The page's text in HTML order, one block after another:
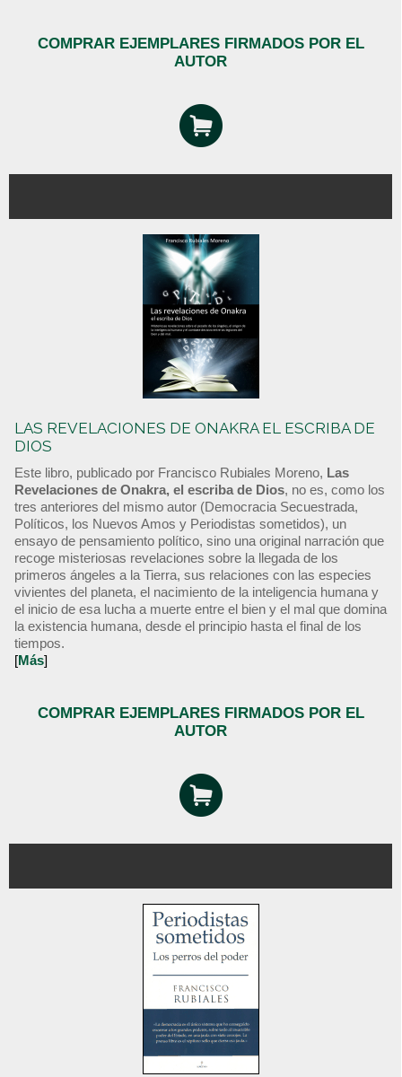
COMPRAR EJEMPLARES FIRMADOS POR EL
AUTOR
LAS REVELACIONES DE ONAKRA EL ESCRIBA DE
DIOS
Este libro, publicado por Francisco Rubiales Moreno, Las
Revelaciones de Onakra, el escriba de Dios, no es, como los
tres anteriores del mismo autor (Democracia Secuestrada,
Políticos, los Nuevos Amos y Periodistas sometidos), un
ensayo de pensamiento político, sino una original narración que
recoge misteriosas revelaciones sobre la llegada de los
primeros ángeles a la Tierra, sus relaciones con las especies
vivientes del planeta, el nacimiento de la inteligencia humana y
el inicio de esa lucha a muerte entre el bien y el mal que domina
la existencia humana, desde el principio hasta el final de los
tiempos.
[Más]
COMPRAR EJEMPLARES FIRMADOS POR EL
AUTOR